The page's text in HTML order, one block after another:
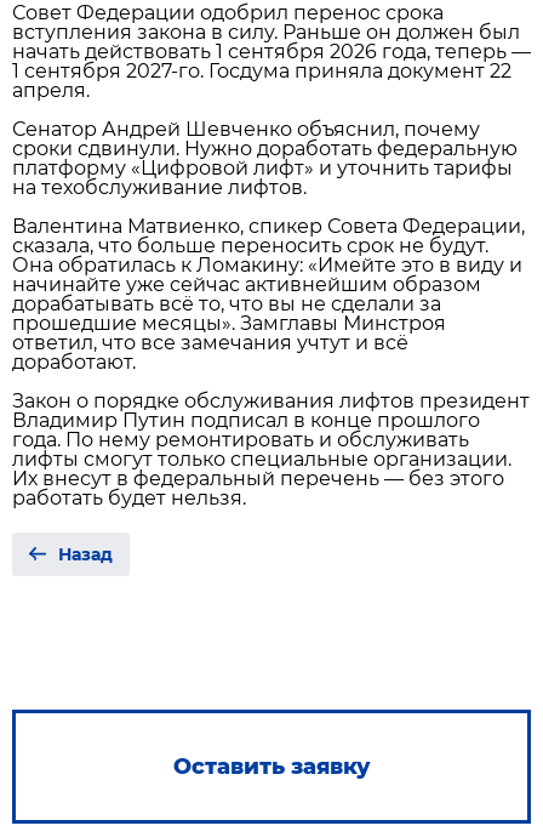
Совет Федерации одобрил перенос срока
вступления закона в силу. Раньше он должен был
начать действовать 1 сентября 2026 года, теперь —
1 сентября 2027‑го. Госдума приняла документ 22
апреля.
Сенатор Андрей Шевченко объяснил, почему
сроки сдвинули. Нужно доработать федеральную
платформу «Цифровой лифт» и уточнить тарифы
на техобслуживание лифтов.
Валентина Матвиенко, спикер Совета Федерации,
сказала, что больше переносить срок не будут.
Она обратилась к Ломакину: «Имейте это в виду и
начинайте уже сейчас активнейшим образом
дорабатывать всё то, что вы не сделали за
прошедшие месяцы». Замглавы Минстроя
ответил, что все замечания учтут и всё
доработают.
Закон о порядке обслуживания лифтов президент
Владимир Путин подписал в конце прошлого
года. По нему ремонтировать и обслуживать
лифты смогут только специальные организации.
Их внесут в федеральный перечень — без этого
работать будет нельзя.
Назад
Оставить заявку